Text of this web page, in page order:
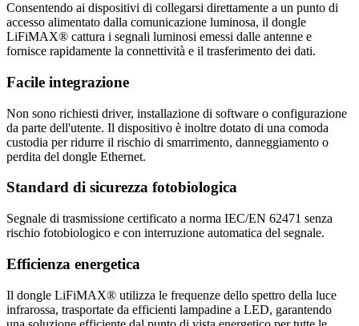
Consentendo ai dispositivi di collegarsi direttamente a un punto di
accesso alimentato dalla comunicazione luminosa, il dongle
LiFiMAX® cattura i segnali luminosi emessi dalle antenne e
fornisce rapidamente la connettività e il trasferimento dei dati.
Facile integrazione
Non sono richiesti driver, installazione di software o configurazione
da parte dell'utente. Il dispositivo è inoltre dotato di una comoda
custodia per ridurre il rischio di smarrimento, danneggiamento o
perdita del dongle Ethernet.
Standard di sicurezza fotobiologica
Segnale di trasmissione certificato a norma IEC/EN 62471 senza
rischio fotobiologico e con interruzione automatica del segnale.
Efficienza energetica
Il dongle LiFiMAX® utilizza le frequenze dello spettro della luce
infrarossa, trasportate da efficienti lampadine a LED, garantendo